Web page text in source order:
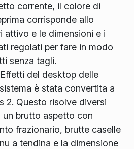
corrente, il colore di
corrisponde allo
attivo e le dimensioni e i
regolati per fare in modo
senza tagli.
del desktop delle
è stata convertita a
2. Questo risolve diversi
un brutto aspetto con
frazionario, brutte caselle
a tendina e la dimensione